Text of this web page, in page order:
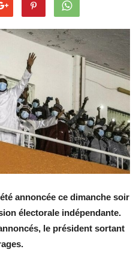
annoncée ce dimanche soir
électorale indépendante.
le président sortant